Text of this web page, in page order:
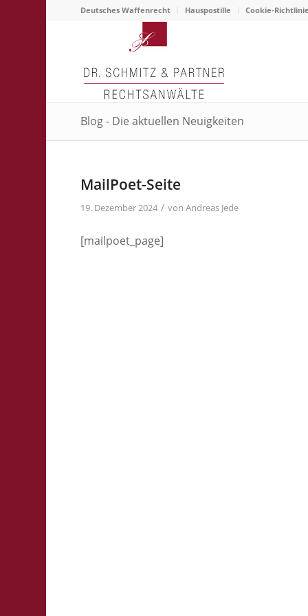
Deutsches Waffenrecht Hauspostille Cookie-
Blog - Die aktuellen Neuigkeiten
MailPoet-Seite
19. Dezember 2024 / vonAndreas Jede
[mailpoet_page]